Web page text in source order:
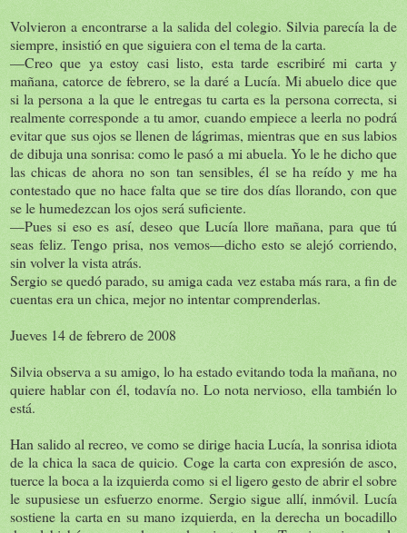
Volvieron a encontrarse a la salida del colegio. Silvia parecía la de
siempre, insistió en que siguiera con el tema de la carta.
—Creo que ya estoy casi listo, esta tarde escribiré mi carta y
mañana, catorce de febrero, se la daré a Lucía. Mi abuelo dice que
si la persona a la que le entregas tu carta es la persona correcta, si
realmente corresponde a tu amor, cuando empiece a leerla no podrá
evitar que sus ojos se llenen de lágrimas, mientras que en sus labios
de dibuja una sonrisa: como le pasó a mi abuela. Yo le he dicho que
las chicas de ahora no son tan sensibles, él se ha reído y me ha
contestado que no hace falta que se tire dos días llorando, con que
se le humedezcan los ojos será suficiente.
—Pues si eso es así, deseo que Lucía llore mañana, para que tú
seas feliz. Tengo prisa, nos vemos—dicho esto se alejó corriendo,
sin volver la vista atrás.
Sergio se quedó parado, su amiga cada vez estaba más rara, a fin de
cuentas era un chica, mejor no intentar comprenderlas.
Jueves 14 de febrero de 2008
Silvia observa a su amigo, lo ha estado evitando toda la mañana, no
quiere hablar con él, todavía no. Lo nota nervioso, ella también lo
está.
Han salido al recreo, ve como se dirige hacia Lucía, la sonrisa idiota
de la chica la saca de quicio. Coge la carta con expresión de asco,
tuerce la boca a la izquierda como si el ligero gesto de abrir el sobre
le supusiese un esfuerzo enorme. Sergio sigue allí, inmóvil. Lucía
sostiene la carta en su mano izquierda, en la derecha un bocadillo